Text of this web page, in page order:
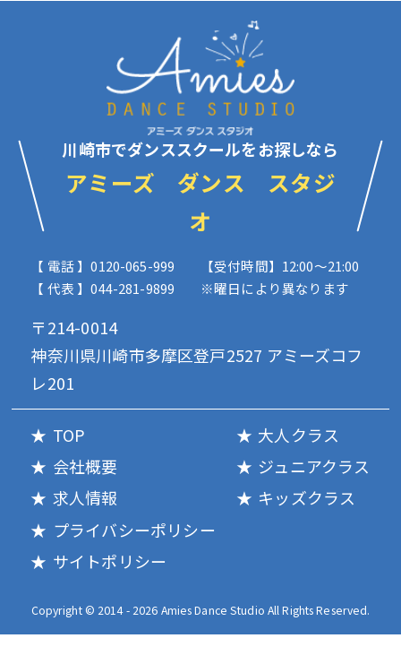
川崎市でダンススクールをお探しなら
アミーズ ダンス スタジ
オ
【 電話 】0120-065-999
【 代表 】044-281-9899
【受付時間】12:00〜21:00
※曜日により異なります
〒214-0014
神奈川県川崎市多摩区登戸2527 アミーズコフ
レ201
TOP
会社概要
求人情報
大人クラス
ジュニアクラス
キッズクラス
プライバシーポリシー
サイトポリシー
Copyright © 2014 - 2026 Amies Dance Studio All Rights Reserved.